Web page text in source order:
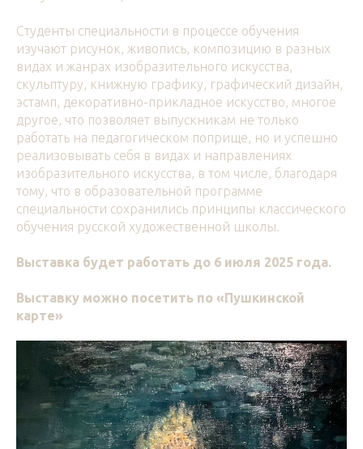
Студенты специальности в процессе обучения
изучают рисунок, живопись, композицию в разных
видах и жанрах изобразительного искусства,
скульптуру, книжную графику, графический дизайн,
эстамп, декоративно-прикладное искусство, многое
другое, что позволяет выпускникам не только
работать на педагогическом поприще, но и успешно
реализовывать себя в видах и направлениях
изобразительного искусства, в том числе, благодаря
тому, что в образовательной программе
специальности сохранились принципы классического
обучения русской художественной школы.
Выставка будет работать до 6 июля 2025 года.
Выставку можно посетить по «Пушкинской
карте»